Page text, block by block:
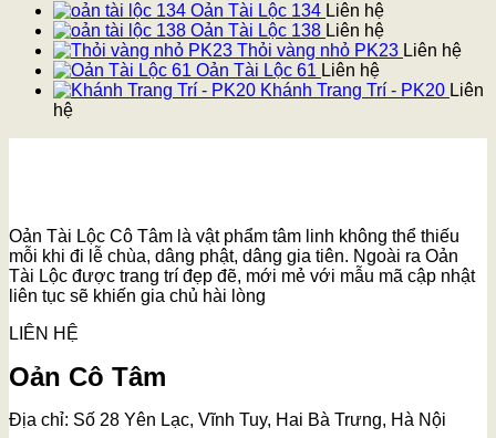
Oản Tài Lộc 134 Liên hệ
Oản Tài Lộc 138 Liên hệ
Thỏi vàng nhỏ PK23 Liên hệ
Oản Tài Lộc 61 Liên hệ
Khánh Trang Trí - PK20 Liên
hệ
Oản Tài Lộc Cô Tâm là vật phẩm tâm linh không thể thiếu
mỗi khi đi lễ chùa, dâng phật, dâng gia tiên. Ngoài ra Oản
Tài Lộc được trang trí đẹp đẽ, mới mẻ với mẫu mã cập nhật
liên tục sẽ khiến gia chủ hài lòng
LIÊN HỆ
Oản Cô Tâm
Địa chỉ: Số 28 Yên Lạc, Vĩnh Tuy, Hai Bà Trưng, Hà Nội